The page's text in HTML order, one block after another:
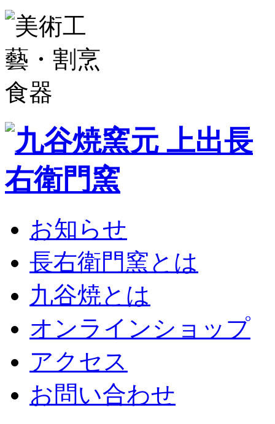
お知らせ
長右衛門窯とは
九谷焼とは
オンラインショップ
アクセス
お問い合わせ